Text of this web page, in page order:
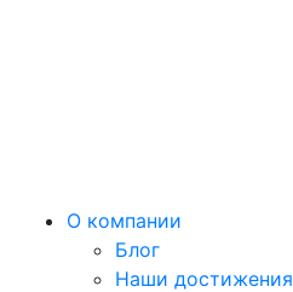
О компании
Блог
Наши достижения